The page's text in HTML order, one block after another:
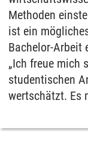
Methoden
ist ein
Bachelor-Arbeit
„Ich freue mich
studentischen
wertschätzt. Es